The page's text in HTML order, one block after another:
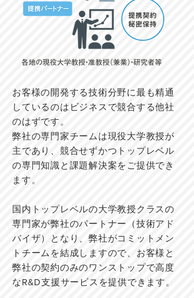
お客様の開発する技術分野に最も精通
しているのはビジネスで競合する他社
のはずです。
弊社の専門家チームは現役大学教授が
主であり、競合せずかつトップレベル
の専門知識と課題解決案をご提供でき
ます。
国内トップレベルの大学教授クラスの
専門家が弊社のパートナー（技術アド
バイザ）となり、弊社がコミットメン
トチームを結成しますので、お客様と
弊社の契約のみのワンストップで高度
なR&D支援サービスを提供できます。